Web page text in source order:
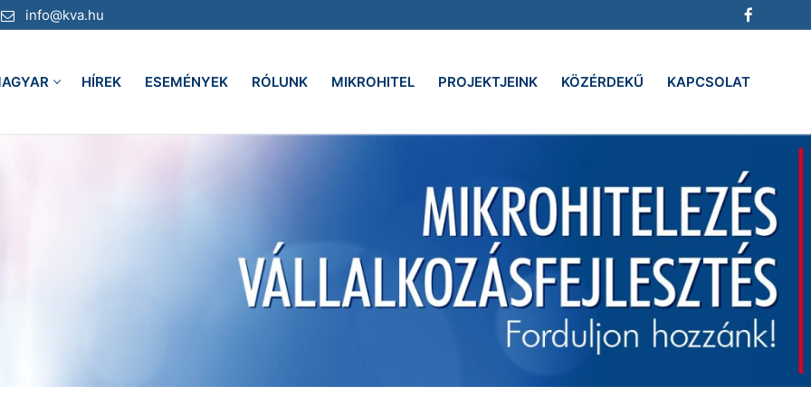
info@kva.hu
HÍREK ESEMÉNYEK RÓLUNK MIKROHITEL PROJEKTJEINK KÖZÉRDEKŰ KAPCSOLAT